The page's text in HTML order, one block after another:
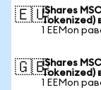
🇪🇺iShares
Tokenized)
1 EEMon
🇬🇧iShares
Tokenized)
1 EEMon